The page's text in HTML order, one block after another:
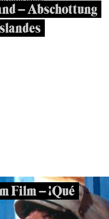
– Abschottung
Film – ¡Qué